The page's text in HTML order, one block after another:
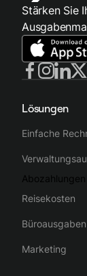
Stärken Sie
Lösungen
Einfache
Abozahlungen
Reisekosten
Büroausgaben
Marketing